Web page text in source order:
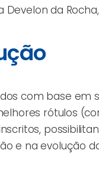
Develon da
com base em
rótulos
e na evolução